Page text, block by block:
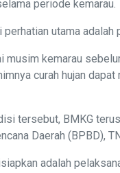
periode kemarau.
utama
musim kemarau
curah hujan
tersebut, BMKG
Daerah (BPBD),
adalah